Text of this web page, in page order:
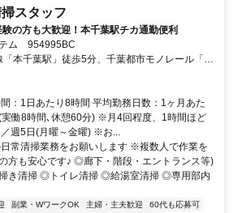
スタッフ
験の方も大歓迎！本千葉駅チカ通勤便利
ム 954995BC
本千葉駅」徒歩5分、千葉都市モノレール「県
線「千葉中央駅」徒歩8分
：1日あたり8時間 平均勤務日数：1ヶ月あた
働8時間､休憩60分) ※月4回程度、1時間ほど
週5日(月曜～金曜) ※お...
常清掃業務をお願いします ※複数人で作業を
方も安心です♪ ◎廊下・階段・エントランス等)
き清掃 ◎トイレ清掃 ◎給湯室清掃 ◎専用部内
副業・WワークOK 主婦・主夫歓迎
60代も応募可